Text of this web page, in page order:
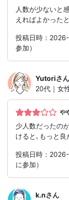
人数が少ないと
えればよかった
投稿日時：
参加）
Yutoriさん
20代｜女
や
少人数だったの
けると､もっと良
投稿日時：
に参加）
k.nさん